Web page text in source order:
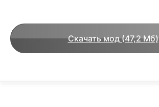
Скачать мод (47,2 Мб)